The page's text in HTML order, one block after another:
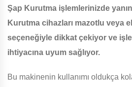
Şap Kurutma işlemlerinizde
Kurutma cihazları mazotlu veya
seçeneğiyle dikkat çekiyor ve
ihtiyacına uyum sağlıyor.
Bu makinenin kullanımı oldukça